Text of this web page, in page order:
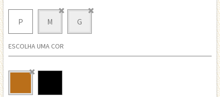
P M G
ESCOLHA UMA COR